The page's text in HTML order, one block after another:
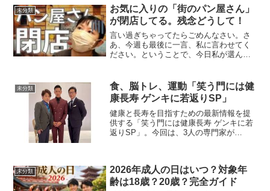
かるでぇ。冬の間、こたつで丸まってミ
カン食べすぎてへん？お正...
未分類
お気に入りの「街のパン屋さん」
が閉店してる。残念どうして！
言い過ぎちゃってたらごめんなさい。さ
あ、今週も最後に一言、私に言わせてく
ださい。ということで、今日私が選んだ
活問題というか、残念で残念でしょうが
ないんですけれども。 ...
未分類
食、脳トレ、運動「笑う門には健
康長寿 ゲンキに若返りSP」
健康と長寿を目指すための最新情報を提
供する「笑う門には健康長寿 ゲンキに若
返りSP」。今回は、3人の専門家が
ついても山田隆夫さんと...
未分類
2026年成人の日はいつ？対象年
齢は18歳？20歳？完全ガイド